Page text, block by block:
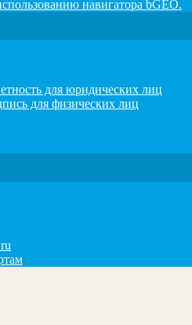
навигатора bGEO.
для юридических лиц
для физических лиц